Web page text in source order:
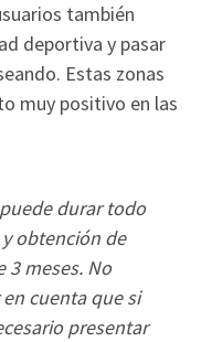
también
deportiva y pasar
Estas zonas
muy positivo en las
durar todo
obtención de
3 meses. No
cuenta que si
presentar